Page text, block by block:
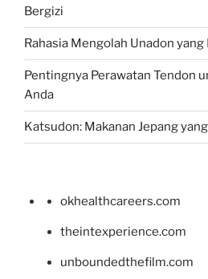
Bergizi
Rahasia Mengolah Unadon yang
Pentingnya Perawatan Tendon
Anda
Katsudon: Makanan Jepang
okhealthcareers.com
theintexperience.com
unboundedthefilm.com